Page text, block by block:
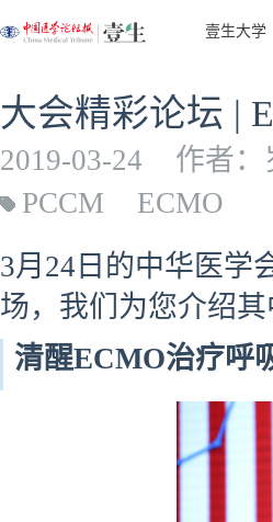
壹生大学
大会精彩论坛 |
2019-03-24 作者：
PCCM
ECMO
3月24日的中华医学
场，我们为您介绍
清醒ECMO治疗呼